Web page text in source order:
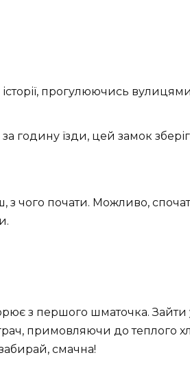
прогулюючись
годину їзди, цей замок
з чого почати. Можливо,
з першого шматочка. Зайти
примовляючи до теплого
смачна!